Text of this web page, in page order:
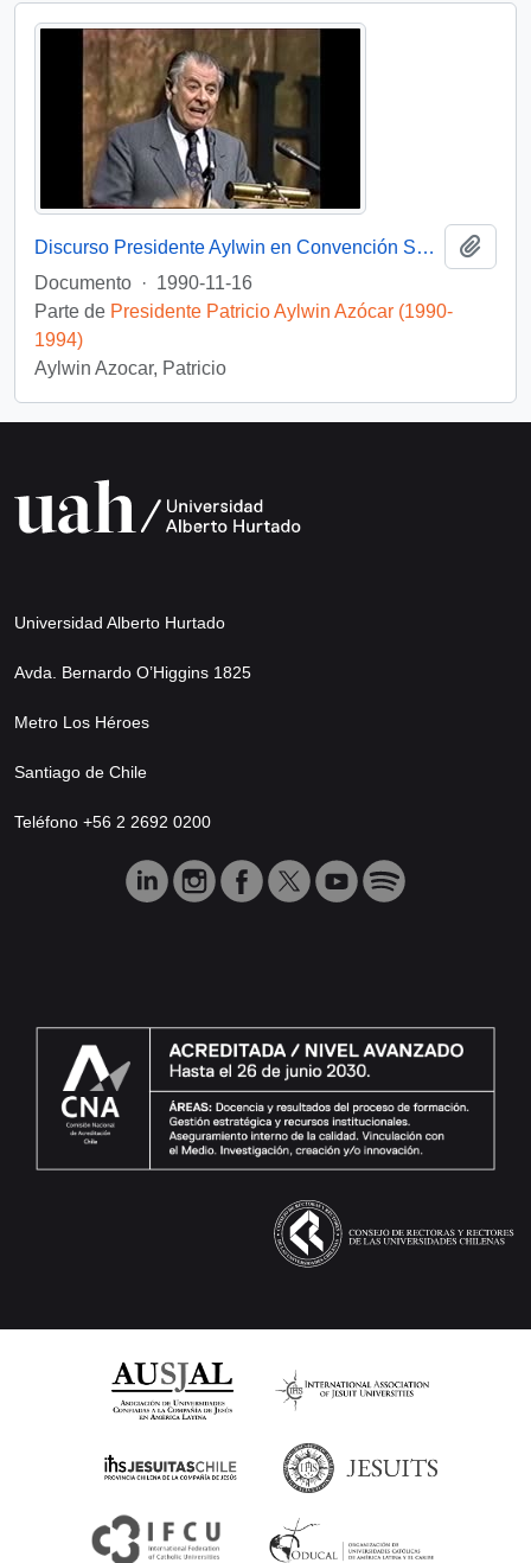
Discurso Presidente Aylwin en Convención Santiago: Video
Documento · 1990-11-16
Parte de Presidente Patricio Aylwin Azócar (1990-
1994)
Aylwin Azocar, Patricio
Universidad Alberto Hurtado
Avda. Bernardo O’Higgins 1825
Metro Los Héroes
Santiago de Chile
Teléfono +56 2 2692 0200